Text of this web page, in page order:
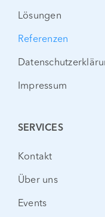
Lösungen
Referenzen
Impressum
SERVICES
Kontakt
Über uns
Events